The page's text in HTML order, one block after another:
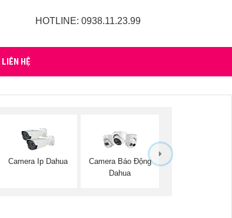
HOTLINE: 0938.11.23.99
LIÊN HỆ
Camera Ip Dahua
Camera Báo Động
Dahua